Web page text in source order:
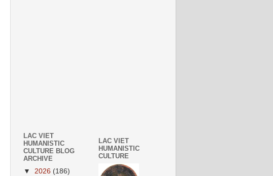
LAC VIET
HUMANISTIC
CULTURE BLOG
ARCHIVE
▼ 2026 (186)
LAC VIET
HUMANISTIC
CULTURE